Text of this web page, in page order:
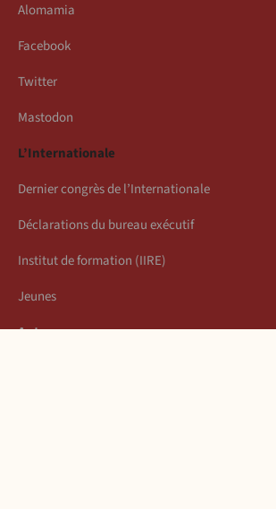
Alomamia
Facebook
Twitter
Mastodon
L’Internationale
Dernier congrès de l’Internationale
Déclarations du bureau exécutif
Institut de formation (IIRE)
Jeunes
Auteurs